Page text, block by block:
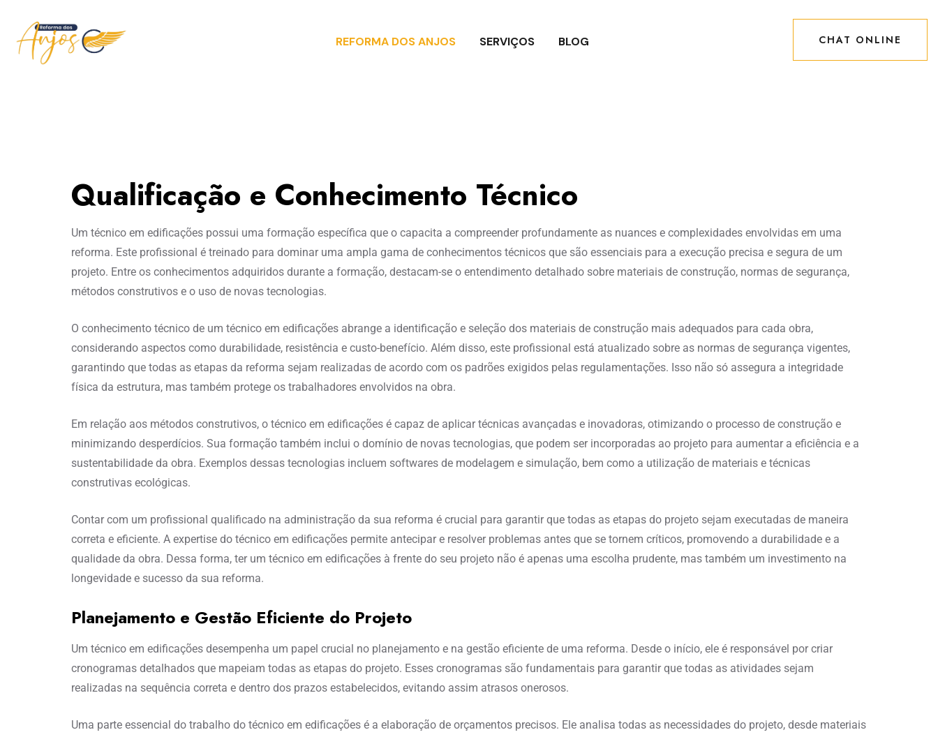
REFORMA DOS ANJOS SERVIÇOS BLOG
CHAT ONLINE
CHAT ONLINE
Qualificação e Conhecimento Técnico
Um técnico em edificações possui uma formação específica que o capacita a compreender profundamente as nuances e complexidades envolvidas em uma
reforma. Este profissional é treinado para dominar uma ampla gama de conhecimentos técnicos que são essenciais para a execução precisa e segura de um
projeto. Entre os conhecimentos adquiridos durante a formação, destacam-se o entendimento detalhado sobre materiais de construção, normas de segurança,
métodos construtivos e o uso de novas tecnologias.
O conhecimento técnico de um técnico em edificações abrange a identificação e seleção dos materiais de construção mais adequados para cada obra,
considerando aspectos como durabilidade, resistência e custo-benefício. Além disso, este profissional está atualizado sobre as normas de segurança vigentes,
garantindo que todas as etapas da reforma sejam realizadas de acordo com os padrões exigidos pelas regulamentações. Isso não só assegura a integridade
física da estrutura, mas também protege os trabalhadores envolvidos na obra.
Em relação aos métodos construtivos, o técnico em edificações é capaz de aplicar técnicas avançadas e inovadoras, otimizando o processo de construção e
minimizando desperdícios. Sua formação também inclui o domínio de novas tecnologias, que podem ser incorporadas ao projeto para aumentar a eficiência e a
sustentabilidade da obra. Exemplos dessas tecnologias incluem softwares de modelagem e simulação, bem como a utilização de materiais e técnicas
construtivas ecológicas.
Contar com um profissional qualificado na administração da sua reforma é crucial para garantir que todas as etapas do projeto sejam executadas de maneira
correta e eficiente. A expertise do técnico em edificações permite antecipar e resolver problemas antes que se tornem críticos, promovendo a durabilidade e a
qualidade da obra. Dessa forma, ter um técnico em edificações à frente do seu projeto não é apenas uma escolha prudente, mas também um investimento na
longevidade e sucesso da sua reforma.
Planejamento e Gestão Eficiente do Projeto
Um técnico em edificações desempenha um papel crucial no planejamento e na gestão eficiente de uma reforma. Desde o início, ele é responsável por criar
cronogramas detalhados que mapeiam todas as etapas do projeto. Esses cronogramas são fundamentais para garantir que todas as atividades sejam
realizadas na sequência correta e dentro dos prazos estabelecidos, evitando assim atrasos onerosos.
Uma parte essencial do trabalho do técnico em edificações é a elaboração de orçamentos precisos. Ele analisa todas as necessidades do projeto, desde materiais